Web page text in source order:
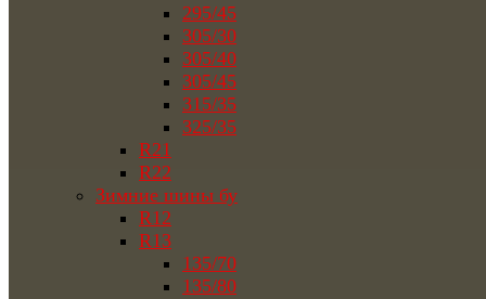
295/45
305/30
305/40
305/45
315/35
325/35
R21
R22
Зимние шины бу
R12
R13
135/70
135/80